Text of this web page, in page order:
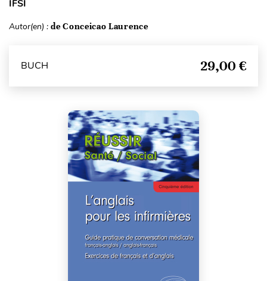
IFSI
Autor(en) : de Conceicao Laurence
BUCH 29,00 €